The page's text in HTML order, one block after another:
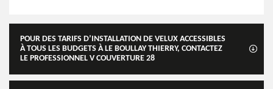
POUR DES TARIFS D’INSTALLATION DE VELUX ACCESSIBLES
À TOUS LES BUDGETS À LE BOULLAY THIERRY, CONTACTEZ
LE PROFESSIONNEL V COUVERTURE 28